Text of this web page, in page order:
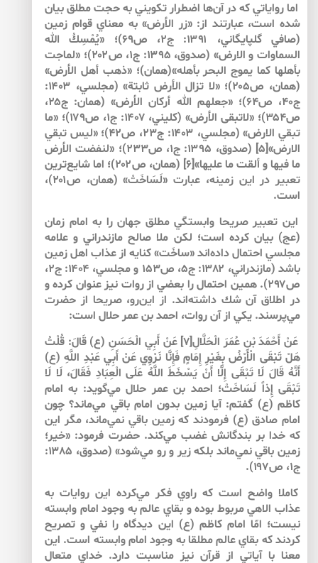
اما رواياتي كه در آن‌ها اضطرار تكويني به حجت مطلق بيان
شده است، عبارتند از: «زر الأرض» به معناي قوام زمين
(صافي گلپايگاني، ۱۳۹۱: ج۲، ص۶۹)؛ «يُمْسِكُ الله
السماوات و الارض» (صدوق، ۱۳۹۵: ج۱، ص۲۰۲)؛ «لماجت
بأهلها كما يموج البحر بأهله»(همان)؛ «ذهب أهل الأرض»
(همان، ص۲۰۵)؛ «لا تزال الأرض ثابتة» (مجلسي، ۱۴۰۳:
ج۴۰، ص۶۴)؛ «جعلهم الله أركان الأرض» (همان: ج۲۵،
ص۳۵۴)؛ «لاتبقى الأرض» (كليني، ۱۴۰۷: ج۱، ص۱۷۹)؛ «ما
تبقي الارض» (مجلسي، ۱۴۰۳: ج۲۳، ص۴۲)؛ «ليس تبقي
الارض»[۵] (صدوق، ۱۳۹۵: ج۱، ص۲۳۳)؛ «لنفضت الأرض
ما فيها و ألقت ما عليها»[۶] (همان، ص۲۰۲)؛ اما شايع‌‌ترين
تعبير در اين زمينه، عبارت «لَسَاخَتْ» (همان، ص۲۰۱)،
است.
اين تعبير صريحا وابستگي مطلق جهان را به امام زمان
(عج) بيان كرده است؛ لكن ملا صالح مازندراني و علامه
مجلسي احتمال داده‌اند «ساخَت» كنايه از عذاب اهل زمين
باشد (مازندراني، ۱۳۸۲: ج۵، ص۱۵۳ و مجلسي، ۱۴۰۴: ج۲،
ص۲۹۷). همين احتمال را بعضي از روات نيز عنوان كرده و
در اطلاق آن شك داشته‌اند. از اين‌‌رو، صريحا از حضرت
مي‌پرسند. يكي از آن روات، احمد بن عمر حلال است:
عَنْ أَحْمَدَ بْنِ عُمَرَ الْحَلَّالِ[۷]‏ عَنْ أَبِي الْحَسَنِ (ع) قَالَ: قُلْتُ
هَلْ تَبْقَى الْأَرْضُ بِغَيْرِ إِمَامٍ فَإِنَّا نَرْوِي عَنْ أَبِي عَبْدِ اللَّهِ (ع)
أَنَّهُ قَالَ لَا تَبْقَى إِلَّا أَنْ يَسْخَطَ اللَّهُ عَلَى الْعِبَادِ فَقَالَ، لَا لَا
تَبْقَى إِذاً لَسَاخَتْ؛‏ احمد بن عمر حلال مي‌گويد: به امام
كاظم (ع) گفتم: آيا زمين بدون امام باقي مي‌ماند؟ چون
امام صادق (ع) فرمودند كه زمين باقي نمي‌ماند، مگر اين
كه خدا بر بندگانش غضب مي‌كند. حضرت فرمود: «خير؛
زمين باقي نمي‌ماند بلكه زير و رو مي‌شود» (صدوق، ۱۳۸۵:
ج۱، ص۱۹۷).
كاملا واضح است كه راوي فكر مي‌كرده اين روايات به
عذاب الاهي مربوط بوده و بقاي عالم به وجود امام وابسته
نيست؛ امّا امام كاظم (ع) اين ديدگاه را نفي و تصريح
كردند كه بقاي عالم مطلقا به وجود امام وابسته است. اين
معنا با آياتي از قرآن نيز مناسبت دارد. خداي متعال